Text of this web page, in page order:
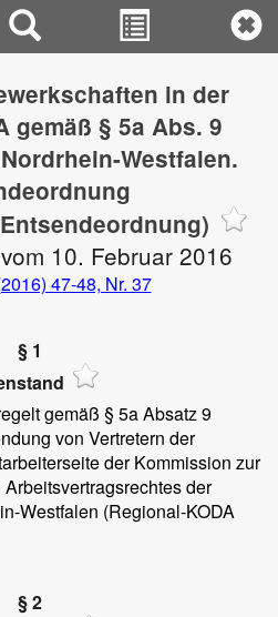
in der
gemäß § 5a Abs. 9
Westfalen.
10. Februar 2016
47-48, Nr. 37
§ 1
gemäß § 5a Absatz 9
von Vertretern der
der Kommission zur
der
Westfalen (Regional-KODA
§ 2